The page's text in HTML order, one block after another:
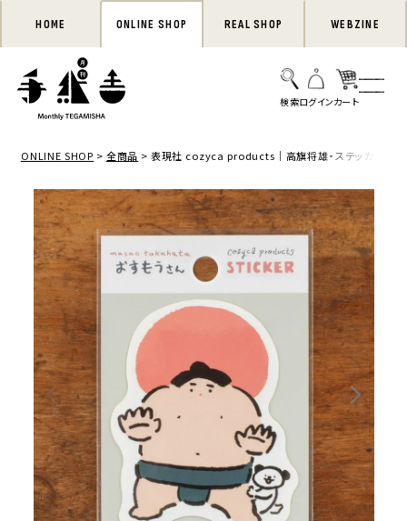
HOME ONLINE SHOP REAL SHOP WEBZINE
ONLINE SHOP 全商品 表現社 cozyca products｜高旗将雄・ステッカー「お